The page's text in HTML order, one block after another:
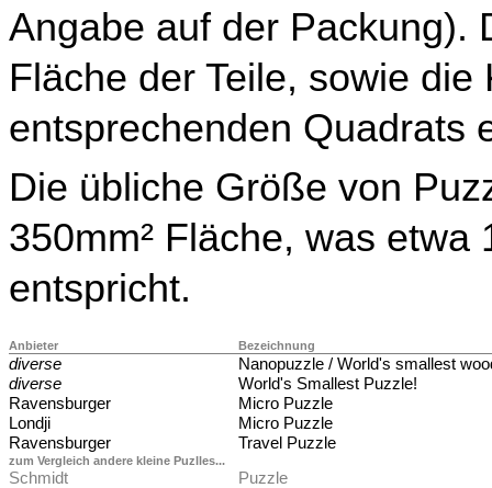
Angabe auf der Packung).
Fläche der Teile, sowie
entsprechenden Quadrats
Die übliche Größe von
350mm² Fläche, was
entspricht.
Anbieter Bezeichnung
diverse
Nanopuzzle / World's smallest
diverse
World's Smallest Puzzle!
Ravensburger
Micro Puzzle
Londji
Micro Puzzle
Ravensburger
Travel Puzzle
zum Vergleich andere kleine Puzlles...
Schmidt
Puzzle